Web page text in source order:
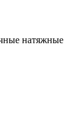
натяжные